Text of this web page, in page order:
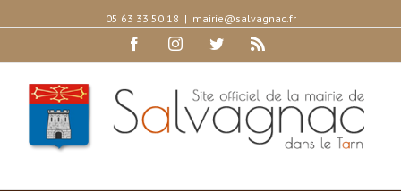
05 63 33 50 18 | mairie@salvagnac.fr
FacebookInstagramTwitter